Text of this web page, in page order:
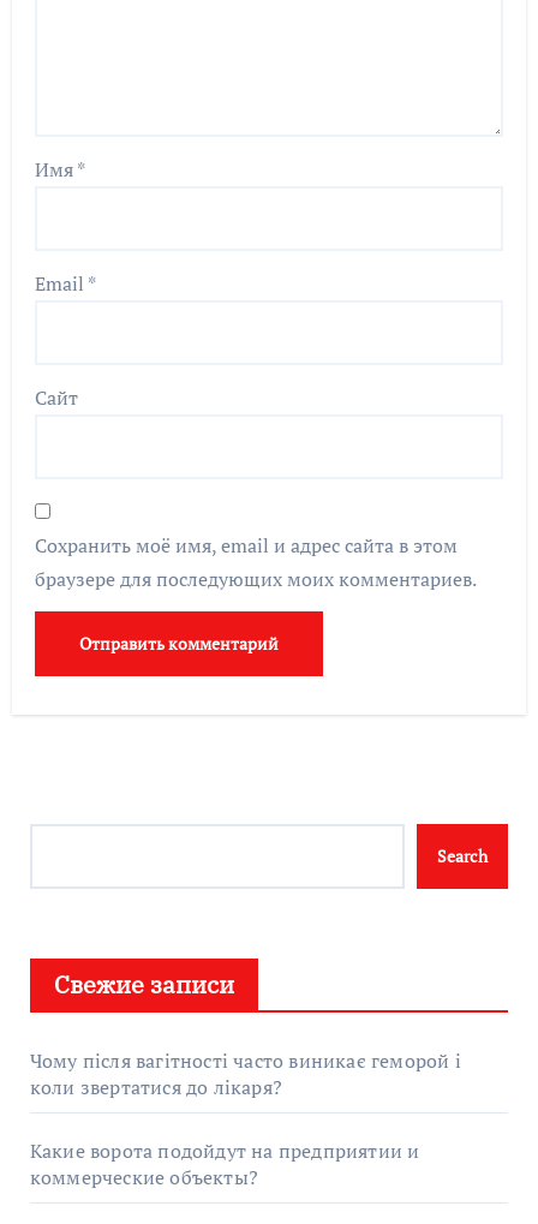
Имя*
Email *
Сайт
Сохранить моё имя, email и адрес сайта в этом
браузере для последующих моих комментариев.
Search
Свежие записи
Чому після вагітності часто виникає геморой і
коли звертатися до лікаря?
Какие ворота подойдут на предприятии и
коммерческие объекты?